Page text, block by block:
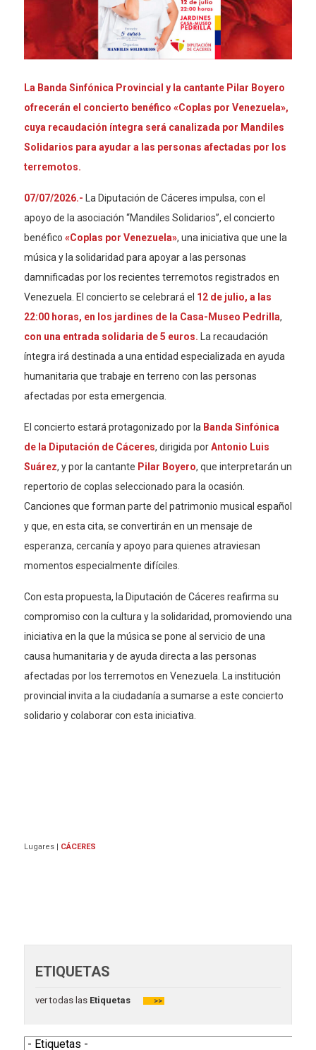
La Banda Sinfónica Provincial y la cantante Pilar Boyero
ofrecerán el concierto benéfico «Coplas por Venezuela»,
cuya recaudación íntegra será canalizada por Mandiles
Solidarios para ayudar a las personas afectadas por los
terremotos.
07/07/2026.- La Diputación de Cáceres impulsa, con el
apoyo de la asociación “Mandiles Solidarios”, el concierto
benéfico «Coplas por Venezuela», una iniciativa que une la
música y la solidaridad para apoyar a las personas
damnificadas por los recientes terremotos registrados en
Venezuela. El concierto se celebrará el 12 de julio, a las
22:00 horas, en los jardines de la Casa-Museo Pedrilla,
con una entrada solidaria de5 euros. La recaudación
íntegra irá destinada a una entidad especializada en ayuda
humanitaria que trabaje en terreno con las personas
afectadas por esta emergencia.
El concierto estará protagonizado por la Banda Sinfónica
de la Diputación de Cáceres, dirigida porAntonio Luis
Suárez, y por la cantante Pilar Boyero, que interpretarán un
repertorio de coplas seleccionado para la ocasión.
Canciones que forman parte del patrimonio musical español
y que, en esta cita, se convertirán en un mensaje de
esperanza, cercanía y apoyo para quienes atraviesan
momentos especialmente difíciles.
Con esta propuesta, la Diputación de Cáceres reafirma su
compromiso con la cultura y la solidaridad, promoviendo una
iniciativa en la que la música se pone al servicio de una
causa humanitaria y de ayuda directa a las personas
afectadas por los terremotos en Venezuela. La institución
provincial invita a la ciudadanía a sumarse a este concierto
solidario y colaborar con esta iniciativa.
Lugares CÁCERES
ETIQUETAS
ver todas las Etiquetas >>